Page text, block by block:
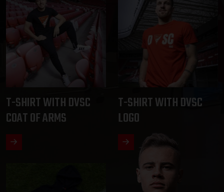
T-SHIRT WITH DVSC
COAT OF ARMS
T-SHIRT WITH DVSC
LOGO